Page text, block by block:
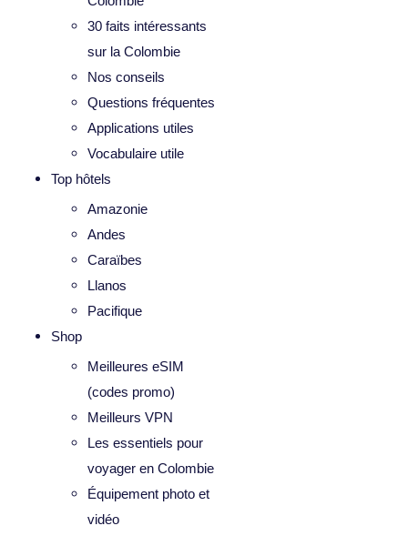
30 faits intéressants
sur la Colombie
Nos conseils
Questions fréquentes
Applications utiles
Vocabulaire utile
Top hôtels
Amazonie
Andes
Caraïbes
Llanos
Pacifique
Shop
Meilleures eSIM
(codes promo)
Meilleurs VPN
Les essentiels pour
voyager en Colombie
Équipement photo et
vidéo